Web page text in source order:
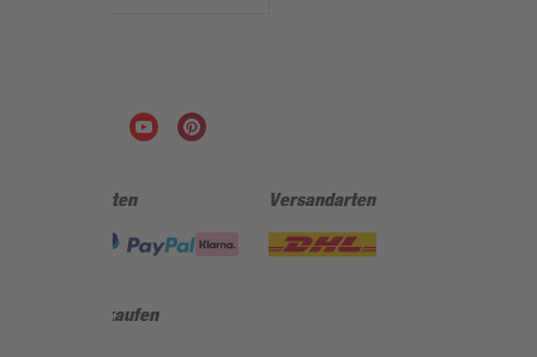
Zahlungsarten Versandarten
Sicher einkaufen